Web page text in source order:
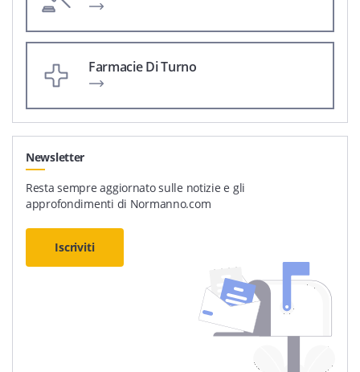
Farmacie Di Turno
Newsletter
Resta sempre aggiornato sulle notizie e gli
approfondimenti di Normanno.com
Iscriviti